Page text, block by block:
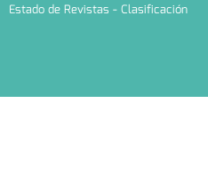
Estado de Revistas - Clasificación